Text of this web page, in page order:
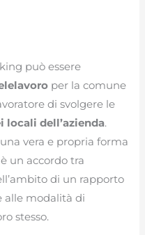
può essere
per la comune
di svolgere le
locali dell’azienda.
vera e propria forma
un accordo tra
di un rapporto
alle modalità di
stesso.